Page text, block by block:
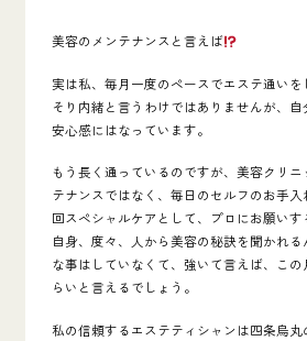
美容のメンテナンスと言えば
実は私、毎月一度のペースでエステ通いを
そり内緒と言うわけではありませんが、
安心感にはなっています。
もう長く通っているのですが、美容クリ
テナンスではなく、毎日のセルフのお手
回スペシャルケアとして、プロにお願い
自身、度々、人から美容の秘訣を聞かれ
な事はしていなくて、強いて言えば、こ
らいと言えるでしょう。
私の信頼するエステティシャンは四条烏丸